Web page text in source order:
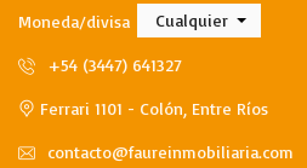
Moneda/divisa Cualquier
+54 (3447) 641327
Ferrari 1101 - Colón, Entre Ríos
contacto@faureinmobiliaria.com